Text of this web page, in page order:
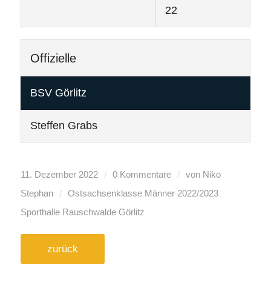
22
Offizielle
BSV Görlitz
Steffen Grabs
11. Dezember 2022 / 0 Kommentare / von Niko
Stephan
/ Ostsachsenklasse Männer 2022/2023
Sporthalle Rauschwalde Görlitz
zurück